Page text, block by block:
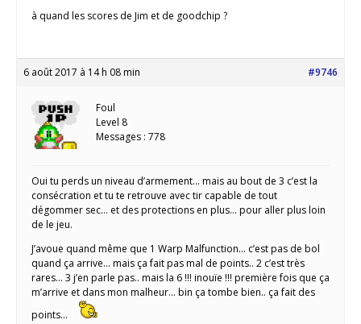
à quand les scores de Jim et de goodchip ?
6 août 2017 à 14 h 08 min #9746
Foul
Level 8
Messages : 778
Oui tu perds un niveau d’armement… mais au bout de 3 c’est la
consécration et tu te retrouve avec tir capable de tout
dégommer sec… et des protections en plus… pour aller plus loin
de le jeu.
J’avoue quand même que 1 Warp Malfunction… c’est pas de bol
quand ça arrive… mais ça fait pas mal de points.. 2 c’est très
rares… 3 j’en parle pas.. mais la 6 !!! inouïe !!! première fois que ça
m’arrive et dans mon malheur… bin ça tombe bien.. ça fait des
points…